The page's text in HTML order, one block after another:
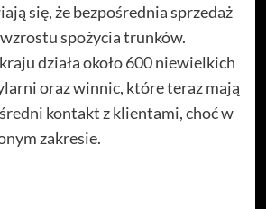
się, że bezpośrednia sprzedaż
spożycia trunków.
działa około 600 niewielkich
oraz winnic, które teraz mają
kontakt z klientami, choć w
zakresie.